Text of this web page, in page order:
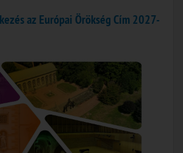
az Európai Örökség Cím 2027-